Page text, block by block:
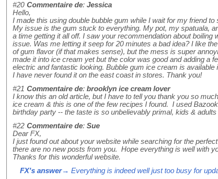
#20 Commentaire de: Jessica
Hello,
I made this using double bubble gum while I wait for my friend
My issue is the gum stuck to everything. My pot, my spatuala,
a time getting it all off. I saw your recommendation about boiling
issue. Was me letting it seep for 20 minutes a bad idea? I like
of gum flavor (if that makes sense), but the mess is super
made it into ice cream yet but the color was good and adding a
electric and fantastic looking. Bubble gum ice cream is
I have never found it on the east coast in stores. Thank you!
#21 Commentaire de: brooklyn ice cream lover
I know this an old article, but I have to tell you thank you so
ice cream & this is one of the few recipes I found. I used
birthday party -- the taste is so unbelievably primal, kids &
#22 Commentaire de: Sue
Dear FX,
I just found out about your website while searching for the
there are no new posts from you. Hope everything is well with
Thanks for this wonderful website.
FX's answer→ Everything is indeed well just too busy for